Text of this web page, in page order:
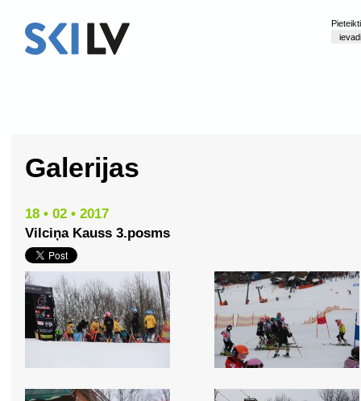
Galerijas
18 • 02 • 2017
Vilciņa Kauss 3.posms